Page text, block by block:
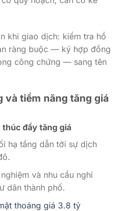
khi giao dịch: kiểm tra hồ
ràng buộc — ký hợp đồng
công chứng — sang tên
và tiềm năng tăng giá
đẩy tăng giá
hạ tầng dẫn tới sự dịch
và nhu cầu nghỉ
dân thành phố.
thoáng giá 3.8 tỷ